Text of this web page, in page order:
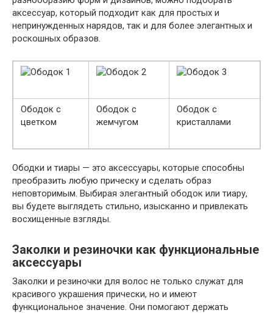
аксессуар, который подходит как для простых и
непринужденных нарядов, так и для более элегантных и
роскошных образов.
Ободок с
цветком
Ободок с
жемчугом
Ободок с
кристаллами
Ободки и тиары — это аксессуары, которые способны
преобразить любую прическу и сделать образ
неповторимым. Выбирая элегантный ободок или тиару,
вы будете выглядеть стильно, изысканно и привлекать
восхищенные взгляды.
Заколки и резиночки как функциональные
аксессуары
Заколки и резиночки для волос не только служат для
красивого украшения прически, но и имеют
функциональное значение. Они помогают держать